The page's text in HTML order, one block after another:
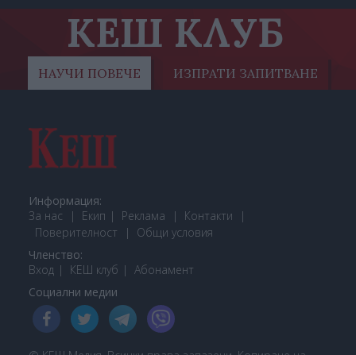
КЕШ КЛУБ
НАУЧИ ПОВЕЧЕ ИЗПРАТИ ЗАПИТВАНЕ
Информация:
За нас
Екип Реклама
Контакти
Поверителност
Общи условия
Членство:
Вход
КЕШ клуб Абонамент
Социални медии